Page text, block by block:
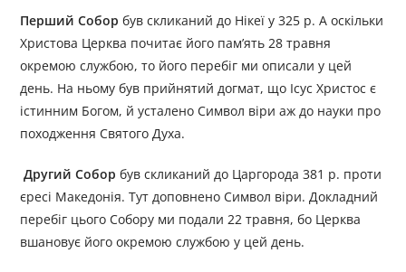
Перший Собор був скликаний до Нікеї у 325 р. А оскільки
Христова Церква почитає його пам’ять 28 травня
окремою службою, то його перебіг ми описали у цей
день. На ньому був прийнятий догмат, що Ісус Христос є
істинним Богом, й усталено Символ віри аж до науки про
походження Святого Духа.
Другий Собор був скликаний до Царгорода 381 р. проти
єресі Македонія. Тут доповнено Символ віри. Докладний
перебіг цього Собору ми подали 22 травня, бо Церква
вшановує його окремою службою у цей день.